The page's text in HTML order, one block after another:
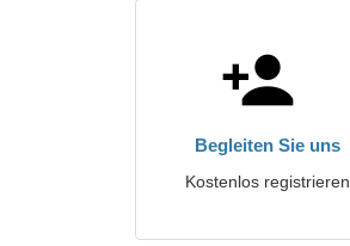
Begleiten Sie uns
Kostenlos registrieren